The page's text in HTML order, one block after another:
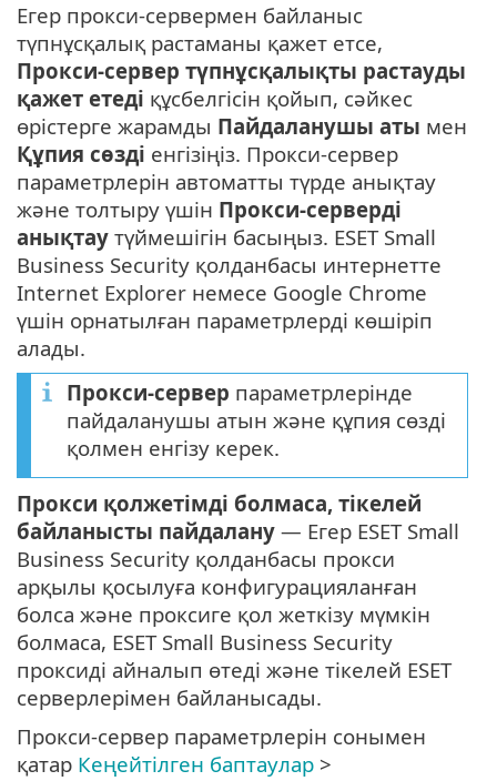
Егер прокси-сервермен байланыс
түпнұсқалық растаманы қажет етсе,
Прокси-сервер түпнұсқалықты растауды
қажет етеді құсбелгісін қойып, сәйкес
өрістерге жарамды Пайдаланушы аты мен
Құпия сөзді енгізіңіз. Прокси-сервер
параметрлерін автоматты түрде анықтау
және толтыру үшін Прокси-серверді
анықтау түймешігін басыңыз. ESET Small
Business Security қолданбасы интернетте
Internet Explorer немесе Google Chrome
үшін орнатылған параметрлерді көшіріп
алады.
Прокси-сервер параметрлерінде
пайдаланушы атын және құпия сөзді
қолмен енгізу керек.
Прокси қолжетімді болмаса, тікелей
байланысты пайдалану — Егер ESET Small
Business Security қолданбасы прокси
арқылы қосылуға конфигурацияланған
болса және проксиге қол жеткізу мүмкін
болмаса, ESET Small Business Security
проксиді айналып өтеді және тікелей ESET
серверлерімен байланысады.
Прокси-сервер параметрлерін сонымен
қатар Кеңейтілген баптаулар >